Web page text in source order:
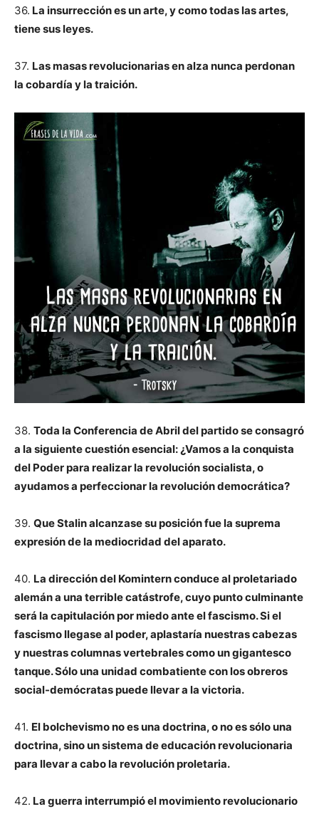
36. La insurrección es un arte, y como todas las artes,
tiene sus leyes.
37. Las masas revolucionarias en alza nunca perdonan
la cobardía y la traición.
38. Toda la Conferencia de Abril del partido se consagró
a la siguiente cuestión esencial: ¿Vamos a la conquista
del Poder para realizar la revolución socialista, o
ayudamos a perfeccionar la revolución democrática?
39. Que Stalin alcanzase su posición fue la suprema
expresión de la mediocridad del aparato.
40. La dirección del Komintern conduce al proletariado
alemán a una terrible catástrofe, cuyo punto culminante
será la capitulación por miedo ante el fascismo. Si el
fascismo llegase al poder, aplastaría nuestras cabezas
y nuestras columnas vertebrales como un gigantesco
tanque. Sólo una unidad combatiente con los obreros
social-demócratas puede llevar a la victoria.
41. El bolchevismo no es una doctrina, o no es sólo una
doctrina, sino un sistema de educación revolucionaria
para llevar a cabo la revolución proletaria.
42. La guerra interrumpió el movimiento revolucionario